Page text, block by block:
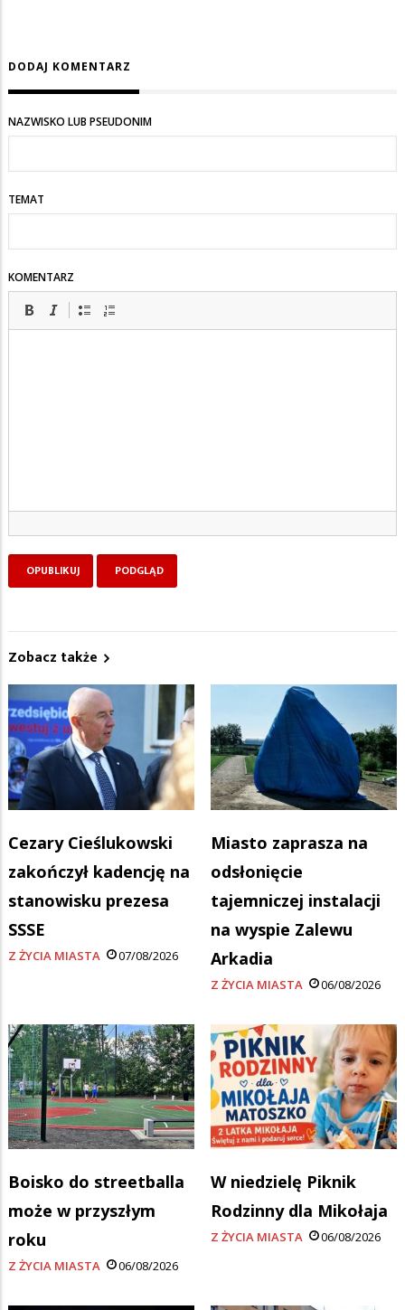
DODAJ KOMENTARZ
NAZWISKO LUB PSEUDONIM
TEMAT
KOMENTARZ
Zobacz także
Cezary Cieślukowski
zakończył kadencję na
stanowisku prezesa
SSSE
Z ŻYCIA MIASTA 07/08/2026
Miasto zaprasza na
odsłonięcie
tajemniczej instalacji
na wyspie Zalewu
Arkadia
Z ŻYCIA MIASTA 06/08/2026
Boisko do streetballa
może w przyszłym
roku
Z ŻYCIA MIASTA 06/08/2026
W niedzielę Piknik
Rodzinny dla Mikołaja
Z ŻYCIA MIASTA 06/08/2026